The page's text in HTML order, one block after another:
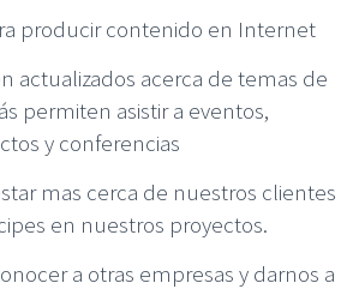
producir contenido en Internet
actualizados acerca de temas de
permiten asistir a eventos,
y conferencias
mas cerca de nuestros clientes
en nuestros proyectos.
a otras empresas y darnos a